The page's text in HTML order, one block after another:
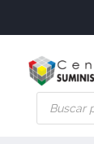
Central de Suministros Gspath
Suministros y soluciones integrales para su empresa o negocio